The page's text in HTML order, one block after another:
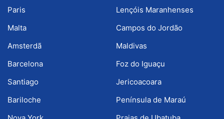
Paris
Malta
Amsterdã
Barcelona
Santiago
Bariloche
Lençóis Maranhenses
Campos do Jordão
Maldivas
Foz do Iguaçu
Jericoacoara
Península de Maraú